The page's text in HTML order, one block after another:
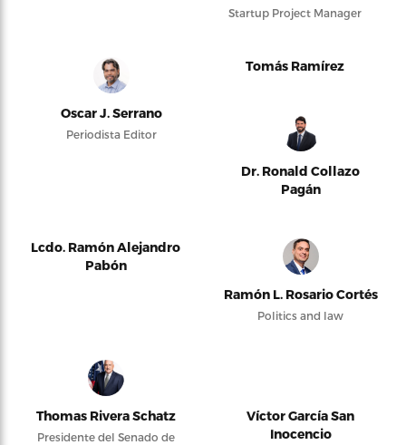
Startup Project Manager
Oscar J. Serrano
Periodista Editor
Tomás Ramírez
Dr. Ronald Collazo
Pagán
Lcdo. Ramón Alejandro
Pabón
Ramón L. Rosario Cortés
Politics and law
Thomas Rivera Schatz
Presidente del Senado de
Víctor García San
Inocencio